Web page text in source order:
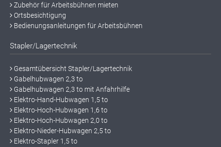
Zubehör für Arbeitsbühnen mieten
Ortsbesichtigung
Bedienungsanleitungen für Arbeitsbühnen
Stapler/Lagertechnik
Gesamtübersicht Stapler/Lagertechnik
Gabelhubwagen 2,3 to
Gabelhubwagen 2,3 to mit Anfahrhilfe
Elektro-Hand-Hubwagen 1,5 to
Elektro-Hoch-Hubwagen 1,6 to
Elektro-Hoch-Hubwagen 2,0 to
Elektro-Nieder-Hubwagen 2,5 to
Elektro-Stapler 1,5 to